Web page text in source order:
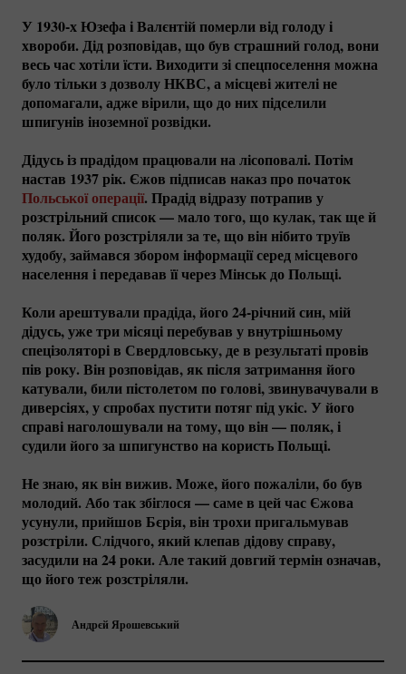
Андрєй Ярошевський
У 1930-х Юзефа і Валєнтій померли від голоду і
хвороби. Дід розповідав, що був страшний голод, вони
весь час хотіли їсти. Виходити зі спецпоселення можна
було тільки з дозволу НКВС, а місцеві жителі не
допомагали, адже вірили, що до них підселили
шпигунів іноземної розвідки.
Дідусь із прадідом працювали на лісоповалі. Потім
настав 1937 рік. Єжов підписав наказ про початок
Польської операції. Прадід відразу потрапив у
розстрільний список — мало того, що кулак, так ще й
поляк. Його розстріляли за те, що він нібито труїв
худобу, займався збором інформації серед місцевого
населення і передавав її через Мінськ до Польщі.
Коли арештували прадіда, його24-річнийсин, мій
дідусь, уже три місяці перебував у внутрішньому
спецізоляторі в Свердловську, де в результаті провів
пів року. Він розповідав, як після затримання його
катували, били пістолетом по голові, звинувачували в
диверсіях, у спробах пустити потяг під укіс. У його
справі наголошували на тому, що він — поляк, і
судили його за шпигунство на користь Польщі.
Не знаю, як він вижив. Може, його пожаліли, бо був
молодий. Або так збіглося — саме в цей час Єжова
усунули, прийшов Бєрія, він трохи пригальмував
розстріли. Слідчого, який клепав дідову справу,
засудили на 24 роки. Але такий довгий термін означав,
що його теж розстріляли.